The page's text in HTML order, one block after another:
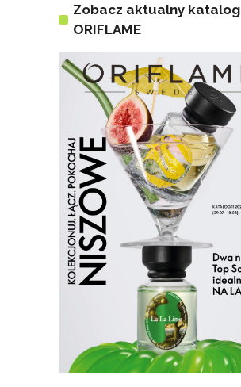
Zobacz aktualny katalog
ORIFLAME